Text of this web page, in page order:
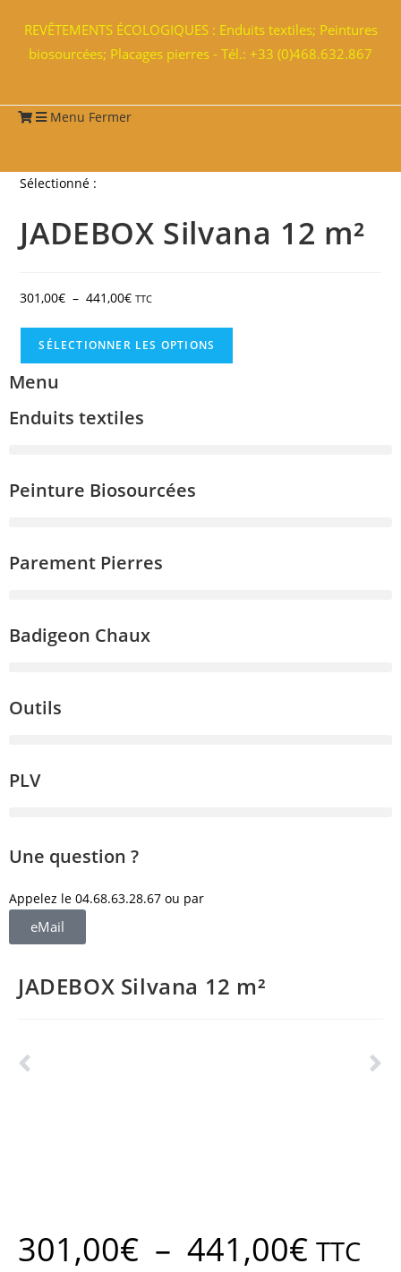
REVÊTEMENTS ÉCOLOGIQUES : Enduits textiles; Peintures
biosourcées; Placages pierres - Tél.: +33 (0)468.632.867
Menu Fermer
Sélectionné :
JADEBOX Silvana 12 m²
301,00€ – 441,00€ TTC
SÉLECTIONNER LES OPTIONS
Menu
Enduits textiles
Peinture Biosourcées
Parement Pierres
Badigeon Chaux
Outils
PLV
Une question ?
Appelez le 04.68.63.28.67 ou par
eMail
JADEBOX Silvana 12 m²
301,00€ – 441,00€ TTC